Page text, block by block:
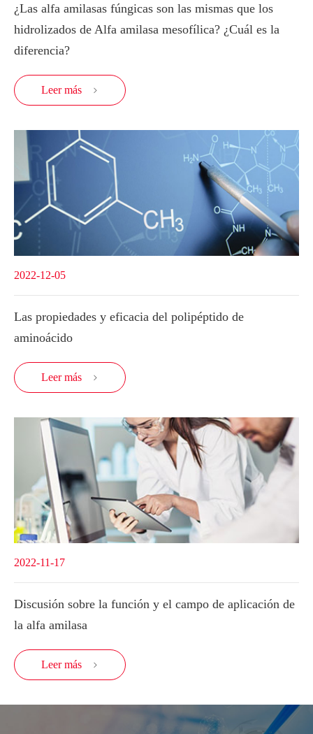
¿Las alfa amilasas fúngicas son las mismas que los
hidrolizados de Alfa amilasa mesofílica? ¿Cuál es la
diferencia?
Leer más 
2022-12-05
Las propiedades y eficacia del polipéptido de
aminoácido
Leer más 
2022-11-17
Discusión sobre la función y el campo de aplicación de
la alfa amilasa
Leer más 